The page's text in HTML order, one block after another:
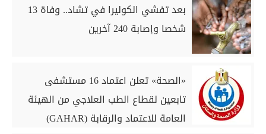
بعد تفشي الكوليرا في تشاد.. وفاة 13
شخصا وإصابة 240 آخرين
«الصحة» تعلن اعتماد 16 مستشفى
تابعين لقطاع الطب العلاجي من الهيئة
العامة للاعتماد والرقابة (GAHAR)